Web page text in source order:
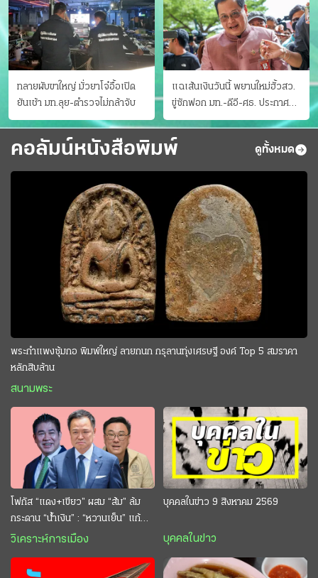
ทลายผับขาใหญ่ มั่วยาโจ๋อื้อเปิด
ยันเช้า มท.ลุย-ตำรวจไม่กล้าจับ
แฉเส้นเงินวันนี้ พยานใหม่ฮั้วสว.
ขู่ซักฟอก มท.-ดีอี-ศธ. ประกาศ
บัญชีท้องถิ่น
คอลัมน์หนังสือพิมพ์ ดูทั้งหมด
พระกำแพงซุ้มกอ พิมพ์ใหญ่ ลายกนก กรุลานทุ่งเศรษฐี องค์ Top 5 สมราคา
หลักสิบล้าน
สนามพระ
โฟกัส “แดง+เขียว” ผสม “ส้ม” ล้ม
กระดาน “นํ้าเงิน” : “หวานเย็น” แก้
กระหาย “อนุทิน” ดักตีกินสบาย
วิเคราะห์การเมือง
บุคคลในข่าว 9 สิงหาคม 2569
บุคคลในข่าว